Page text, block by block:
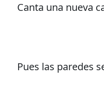
Canta una nueva
Pues las paredes